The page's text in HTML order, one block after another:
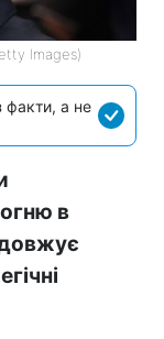
Images)
факти, а не
в